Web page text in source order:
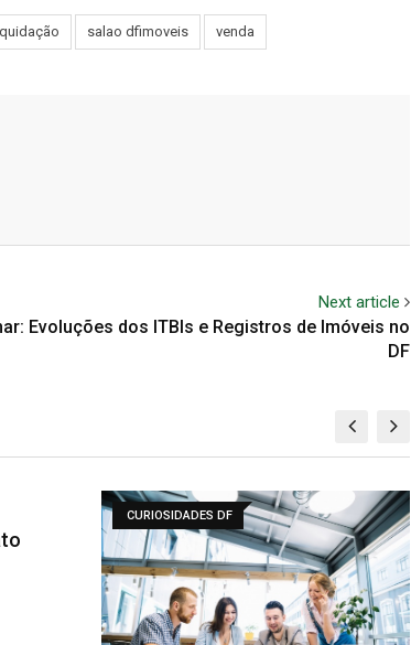
salao dfimoveis venda
Next article
Evoluções dos ITBIs e Registros de Imóveis no
DF
CURIOSIDADES DF
A História do Noroeste: o primeiro
bairro ecológico…
18 de julho de 2025